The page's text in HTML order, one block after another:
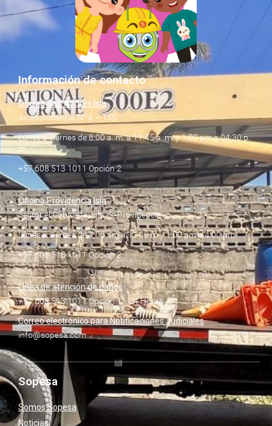
Información de contacto
Oficina San Andrés Isla
Av. Providencia N° 4 – 135
Lunes a viernes de 8:00 a. m. a 11:45 a. m. y 1:00 pm a 04:30 p.
m.
+57 608 513 1011 Opción 2
Oficina Providencia Isla
Sector el Caballete, Isla de Providencia
Lunes a viernes de 7:00 am a 12:00 m y 1:00 pm a 4:00 pm
+57 608 513 1011 Opción 2
Línea de atención de daños
+57 608 513 1011 Opción 1– 24 Horas
Correo electrónico para Notificaciones Judiciales
info@sopesa.com
Sopesa
Somos Sopesa
Noticias